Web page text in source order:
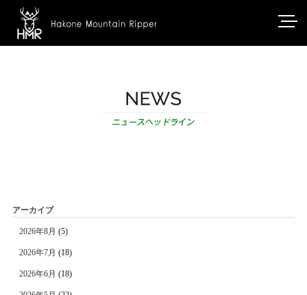
アーカイブ
2026年8月 (5)
2026年7月 (18)
2026年6月 (18)